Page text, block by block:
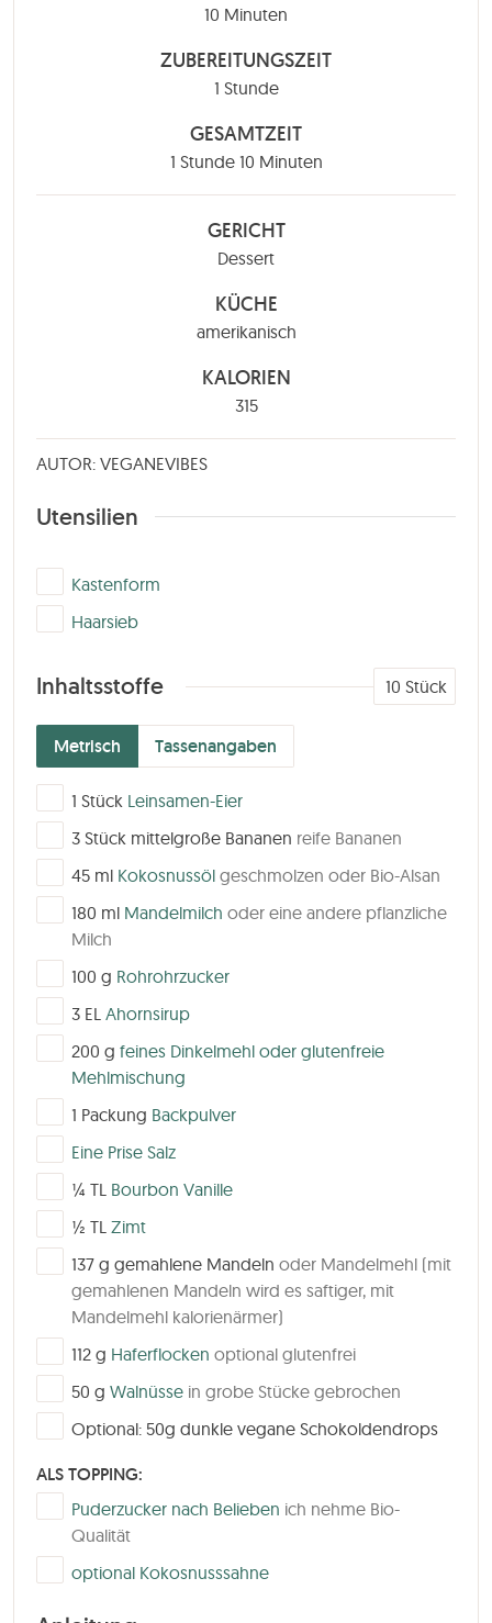
10 Minuten
Minuten
ZUBEREITUNGSZEIT
1Stunde
Stunde
GESAMTZEIT
1Stunde
Stunde 10Minuten
Minuten
GERICHT
Dessert
KÜCHE
amerikanisch
KALORIEN
315
AUTOR: VEGANEVIBES
Utensilien
▢
Kastenform
▢Haarsieb
Inhaltsstoffe
Metrisch Tassenangaben
10 Stück
▢1 Stück Leinsamen-Eier
▢
3 Stück mittelgroße Bananen reife Bananen
▢
45 ml Kokosnussöl geschmolzen oder Bio-Alsan
▢
180 ml Mandelmilch oder eine andere pflanzliche
Milch
▢
100 g Rohrohrzucker
▢
3 EL Ahornsirup
▢
200 g feines Dinkelmehl oder glutenfreie
Mehlmischung
▢1 Packung Backpulver
▢
Eine Prise Salz
▢
¼ TL Bourbon Vanille
▢
½ TL Zimt
▢
137 g gemahlene Mandeln oder Mandelmehl (mit
gemahlenen Mandeln wird es saftiger, mit
Mandelmehl kalorienärmer)
▢
112 g Haferflocken optional glutenfrei
▢
50 g Walnüsse in grobe Stücke gebrochen
▢
Optional: 50g dunkle vegane Schokoldendrops
ALS TOPPING:
▢
Puderzucker nach Belieben ich nehme Bio-
Qualität
▢
optional Kokosnusssahne